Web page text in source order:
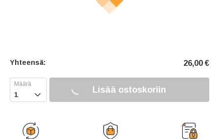
Yhteensä: 26,00 €
 Lisää ostoskoriin